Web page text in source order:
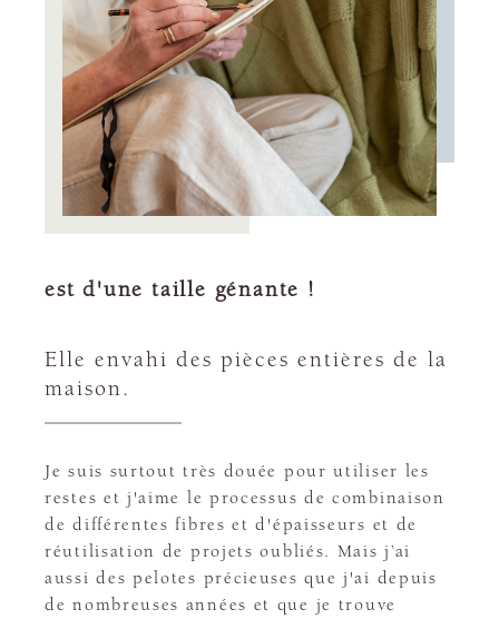
est d'une taille génante !
Elle envahi des pièces entières de la
maison.
Je suis surtout très douée pour utiliser les
restes et j'aime le processus de combinaison
de différentes fibres et d'épaisseurs et de
réutilisation de projets oubliés. Mais j’ai
aussi des pelotes précieuses que j'ai depuis
de nombreuses années et que je trouve